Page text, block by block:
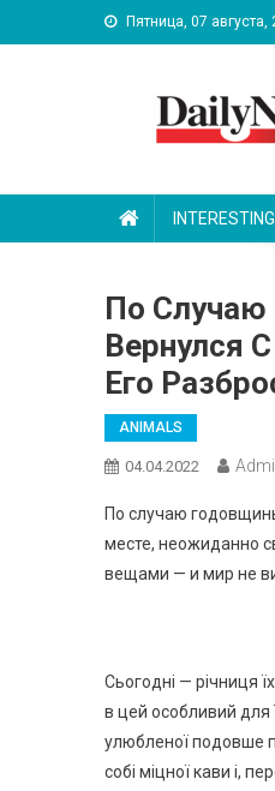
to
Пятница, 07 августа,
INTERESTING
По
Вернулся
Его
ANIMALS
04.04.2022
По случаю
месте, неожиданно
вещами — и мир не
Сьогодні — річниця
в цей особливий для
улюбленої подовше
собі міцної кави і,